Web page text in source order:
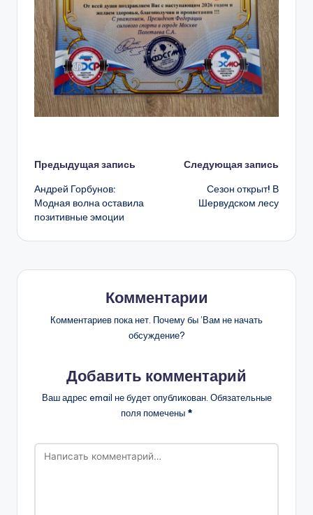
Навигация
записи
Предыдущая запись
Андрей Горбунов:
Модная волна оставила
позитивные эмоции
Следующая запись
Сезон открыт! В
Шервудском лесу
Комментарии
Комментариев пока нет. Почему бы ’Вам не начать
обсуждение?
Добавить комментарий
Ваш адрес email не будет опубликован. Обязательные
поля помечены *